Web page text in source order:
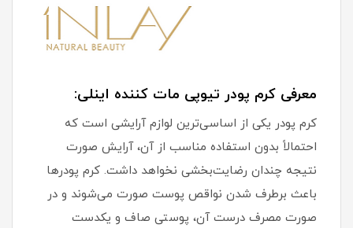
معرفی کرم پودر تیوپی مات کننده اینلی:
کرم پودر یکی از اساسی‌ترین لوازم آرایشی است که
احتمالاً بدون استفاده مناسب از آن، آرایش صورت
نتیجه چندان رضایت‌بخشی نخواهد داشت. کرم پودرها
باعث برطرف شدن نواقص پوست صورت می‌شوند و در
صورت مصرف درست آن، پوستی صاف و یکدست